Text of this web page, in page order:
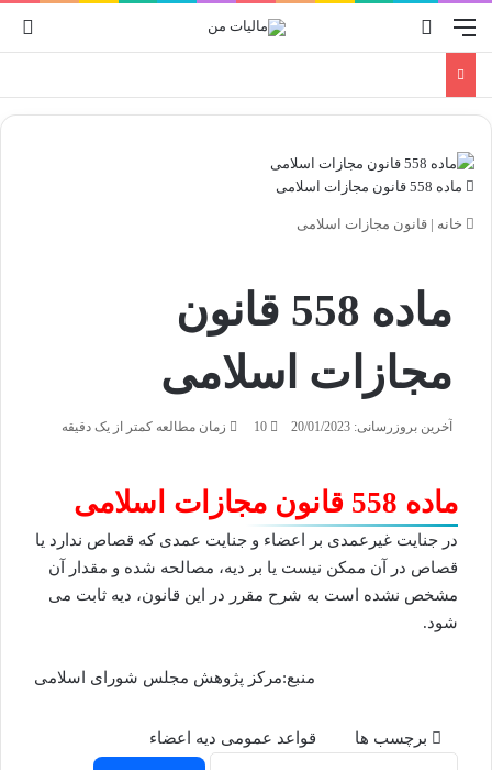
منو
ماده 558 قانون مجازات اسلامی
خانه | قانون مجازات اسلامی
ماده 558 قانون
مجازات اسلامی
آخرین بروزرسانی: 20/01/2023 10 زمان مطالعه کمتر از یک دقیقه
ماده 558 قانون مجازات اسلامی
در جنایت غیرعمدی بر اعضاء و جنایت عمدی که قصاص ندارد یا
قصاص در آن ممکن نیست یا بر دیه، مصالحه شده و مقدار آن
مشخص نشده است به شرح مقرر در این قانون، دیه ثابت می
شود.
منبع:مرکز پژوهش مجلس شورای اسلامی
برچسب ها قواعد عمومی دیه اعضاء